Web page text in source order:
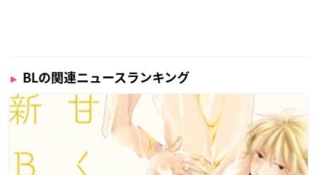
BLの関連ニュースランキング